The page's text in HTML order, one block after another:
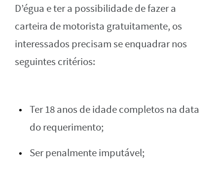
D’égua e ter a possibilidade de fazer a
carteira de motorista gratuitamente, os
interessados precisam se enquadrar nos
seguintes critérios:
Ter 18 anos de idade completos na data
do requerimento;
Ser penalmente imputável;